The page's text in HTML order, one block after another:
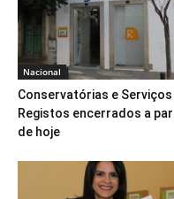
Nacional
Conservatórias e
Registos encerrados a
de hoje